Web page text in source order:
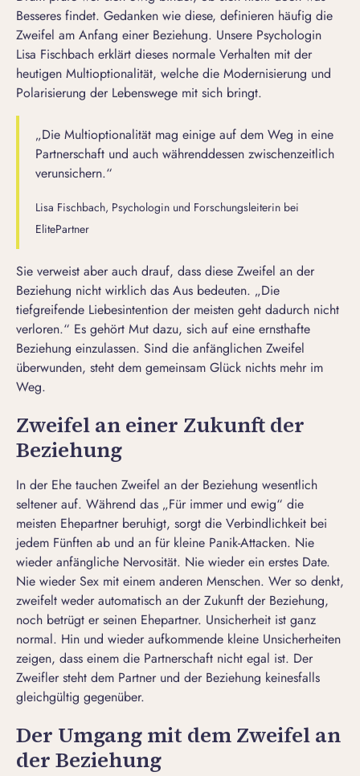
Besseres findet. Gedanken wie diese, definieren häufig die
Zweifel am Anfang einer Beziehung. Unsere Psychologin
Lisa Fischbach erklärt dieses normale Verhalten mit der
heutigen Multioptionalität, welche die Modernisierung und
Polarisierung der Lebenswege mit sich bringt.
„Die Multioptionalität mag einige auf dem Weg in eine
Partnerschaft und auch währenddessen zwischenzeitlich
verunsichern.“
Lisa Fischbach, Psychologin und Forschungsleiterin bei
ElitePartner
Sie verweist aber auch drauf, dass diese Zweifel an der
Beziehung nicht wirklich das Aus bedeuten. „Die
tiefgreifende Liebesintention der meisten geht dadurch nicht
verloren.“ Es gehört Mut dazu, sich auf eine ernsthafte
Beziehung einzulassen. Sind die anfänglichen Zweifel
überwunden, steht dem gemeinsam Glück nichts mehr im
Weg.
Zweifel an einer Zukunft der
Beziehung
In der Ehe tauchen Zweifel an der Beziehung wesentlich
seltener auf. Während das „Für immer und ewig“ die
meisten Ehepartner beruhigt, sorgt die Verbindlichkeit bei
jedem Fünften ab und an für kleine Panik-Attacken. Nie
wieder anfängliche Nervosität. Nie wieder ein erstes Date.
Nie wieder Sex mit einem anderen Menschen. Wer so denkt,
zweifelt weder automatisch an der Zukunft der Beziehung,
noch betrügt er seinen Ehepartner. Unsicherheit ist ganz
normal. Hin und wieder aufkommende kleine Unsicherheiten
zeigen, dass einem die Partnerschaft nicht egal ist. Der
Zweifler steht dem Partner und der Beziehung keinesfalls
gleichgültig gegenüber.
Der Umgang mit dem Zweifel an
der Beziehung